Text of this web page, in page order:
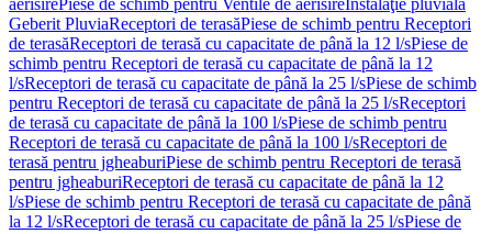
aerisirePiese de schimb pentru Ventile de aerisireInstalaţie pluvială
Geberit PluviaReceptori de terasăPiese de schimb pentru Receptori
de terasăReceptori de terasă cu capacitate de până la 12 l/sPiese de
schimb pentru Receptori de terasă cu capacitate de până la 12
l/sReceptori de terasă cu capacitate de până la 25 l/sPiese de schimb
pentru Receptori de terasă cu capacitate de până la 25 l/sReceptori
de terasă cu capacitate de până la 100 l/sPiese de schimb pentru
Receptori de terasă cu capacitate de până la 100 l/sReceptori de
terasă pentru jgheaburiPiese de schimb pentru Receptori de terasă
pentru jgheaburiReceptori de terasă cu capacitate de până la 12
l/sPiese de schimb pentru Receptori de terasă cu capacitate de până
la 12 l/sReceptori de terasă cu capacitate de până la 25 l/sPiese de